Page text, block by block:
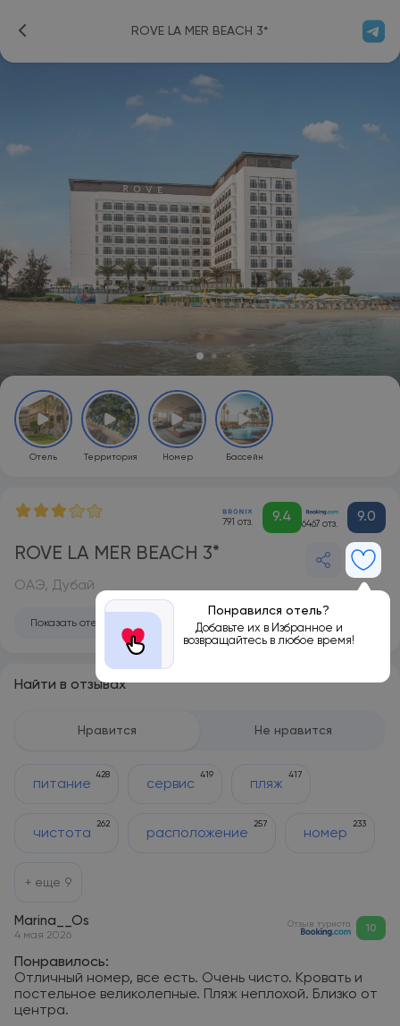
ROVE LA MER BEACH 3*
Отель Территория Номер Бассейн
791 отз. 9.4 6467 отз. 9.0
ROVE LA MER BEACH 3*
Понравился отель?
Добавьте их в Избранное и
возвращайтесь в любое время!
ОАЭ, Дубай
Показать отель на карте
Найти в отзывах
Нравится Не нравится
питание
428
сервис
419
пляж
417
чистота
262
расположение
257
номер
233
+ еще 9
Marina__Os
4 мая 2026
Отзыв туриста 10
Понравилось:
Отличный номер, все есть. Очень чисто. Кровать и
постельное великолепные. Пляж неплохой. Близко от
центра.